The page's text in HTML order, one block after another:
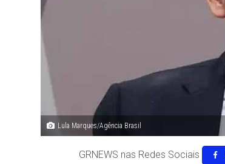
Lula Marques/Agência Brasil
GRNEWS nas Redes Sociais